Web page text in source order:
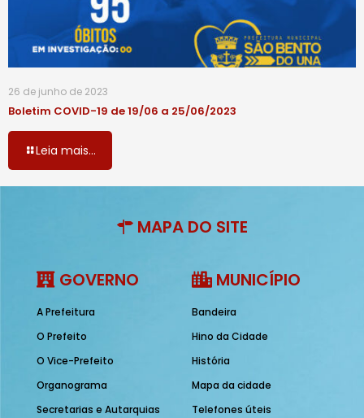
26 de junho de 2023
Boletim COVID-19 de 19/06 a 25/06/2023
Leia mais...
MAPA DO SITE
GOVERNO
A Prefeitura
O Prefeito
O Vice-Prefeito
Organograma
Secretarias e Autarquias
MUNICÍPIO
Bandeira
Hino da Cidade
História
Mapa da cidade
Telefones úteis